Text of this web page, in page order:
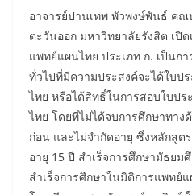
อาจารย์ปานเทพ พัวพงษ์พันธ์ ค
ตะวันออก มหาวิทยาลัยรังสิต เปิ
แพทย์แผนไทย ประเภท ก. เป็นก
ทั่วไปที่มีความประสงค์จะได้ใบป
ไทย หรือได้สิทธิ์ในการสอบใบป
ไทย โดยที่ไม่ได้จบการศึกษาทา
ก่อน และไม่จำกัดอายุ ซึ่งหลักสูต
อายุ 15 ปี สำเร็จการศึกษามัธย
สำเร็จการศึกษาในมิติการแพทย์